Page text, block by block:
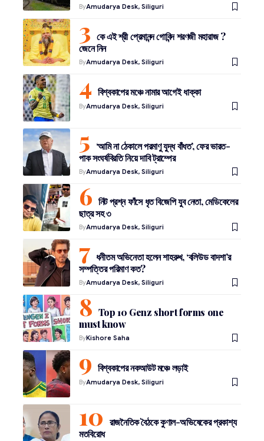
ByAmudarya Desk, Siliguri
কে এই শ্রী প্রেমানন্দ গোবিন্দ শরণজী মহারাজ ?
জেনে নিন
ByAmudarya Desk, Siliguri
বিশ্বকাপের মঞ্চে নামার আগেই ধাক্কা
ByAmudarya Desk, Siliguri
‘আমি না ঠেকালে পরমাণু যুদ্ধ বাঁধত’, ফের ভারত-
পাক সংঘর্ষবিরতি নিয়ে দাবি ট্রাম্পের
ByAmudarya Desk, Siliguri
নিট প্রশ্ন ফাঁসে ধৃত বিজেপি যুব নেতা, মেডিকেলের
ছাত্র সহ ৩
ByAmudarya Desk, Siliguri
ধনীতম অভিনেতা হলেন শাহরুখ, ‘বলিউড বাদশা’র
সম্পত্তির পরিমাণ কত?
ByAmudarya Desk, Siliguri
Top 10 Genz short forms one
must know
ByKishore Saha
বিশ্বকাপের নকআউট মঞ্চে লড়াই
ByAmudarya Desk, Siliguri
রাজনৈতিক বৈঠকে কুণাল-অভিষেকের প্রকাশ্য
মতবিরোধ